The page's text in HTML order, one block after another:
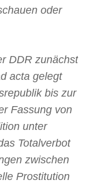
oder
DDR zunächst
acta gelegt
bis zur
Fassung von
unter
Totalverbot
zwischen
Prostitution